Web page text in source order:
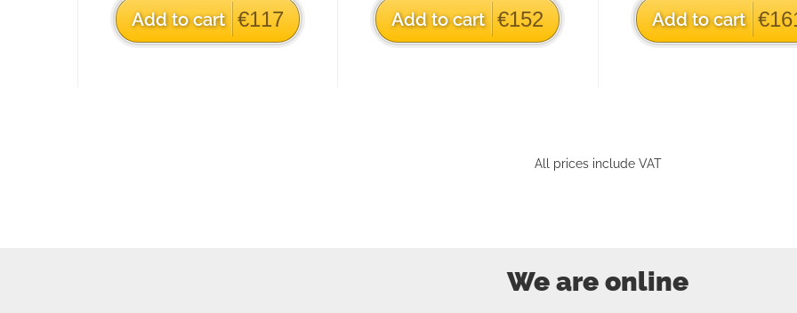
Add to cart €117 Add to cart €152 Add to cart
All prices include VAT
We are online